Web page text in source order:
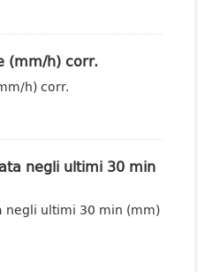
(mm/h) corr.
h) corr.
negli ultimi 30 min
negli ultimi 30 min (mm)